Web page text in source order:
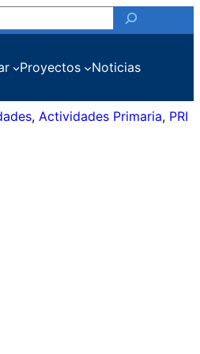
Proyectos Noticias
, Actividades Primaria, PRI